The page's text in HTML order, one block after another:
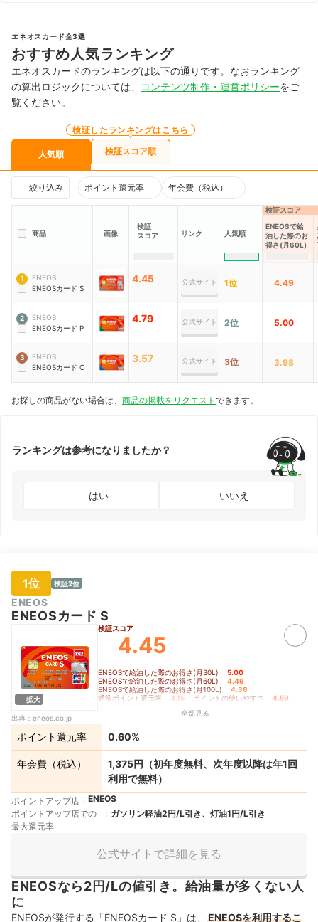
エネオスカード全3選
おすすめ人気ランキング
エネオスカードのランキングは以下の通りです。なおランキング
の算出ロジックについては、
コンテンツ制作・運営ポリシーをご
覧ください。
人気順
検証したランキングはこちら
検証スコア順
絞り込み ポイント還元率 年会費（税込）
商品 画像
検証
スコア
リンク 人気順
検証スコア
ENEOSで給
油した際のお
得さ(月60L)
1
ENEOS
ENEOSカード S
4.45 公式サイト 1位 4.49
2
ENEOS
ENEOSカード P
4.79 公式サイト 2位 5.00
3
ENEOS
ENEOSカード C
3.57 公式サイト 3位 3.98
お探しの商品がない場合は、 商品の掲載をリクエスト できます。
ランキングは参考になりましたか？
はい いいえ
1位 検証2位
ENEOS
ENEOSカード S
拡大
出典： eneos.co.jp
検証スコア
4.45
ENEOSで給油した際のお得さ(月30L) 5.00
ENEOSで給油した際のお得さ(月60L) 4.49
ENEOSで給油した際のお得さ(月100L) 4.36
通常ポイント還元率 4.15 ポイントの使いやすさ 4.59
全部見る
ポイント還元率 0.60%
年会費（税込）
1,375円（初年度無料、次年度以降は年1回
利用で無料）
ポイントアップ店
ENEOS
ポイントアップ店での
最大還元率
ガソリン軽油2円/L引き、灯油1円/L引き
公式サイトで詳細を見る
ENEOSなら2円/Lの値引き。給油量が多くない人
に
ENEOSが発行する「ENEOSカード S」は、 ENEOSを利用するこ